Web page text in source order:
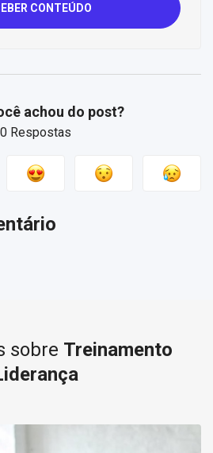
CONTEÚDO
achou do post?
0 Respostas
sobre Treinamento